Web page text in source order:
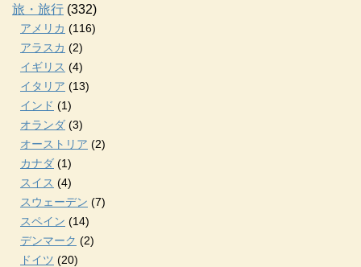
旅・旅行 (332)
アメリカ (116)
アラスカ (2)
イギリス (4)
イタリア (13)
インド (1)
オランダ (3)
オーストリア (2)
カナダ (1)
スイス (4)
スウェーデン (7)
スペイン (14)
デンマーク (2)
ドイツ (20)